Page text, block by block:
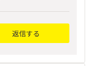
返信する